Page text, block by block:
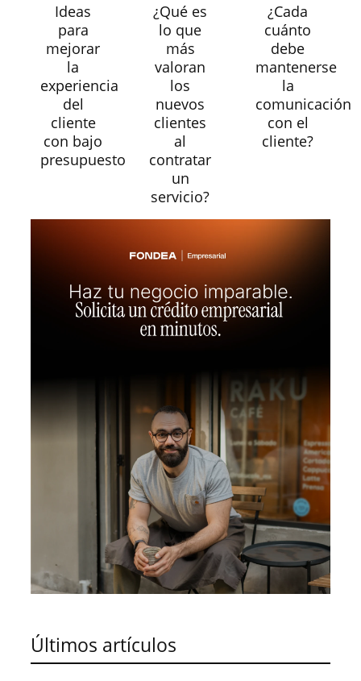
Ideas
para
mejorar
la
experiencia
del
cliente
con bajo
presupuesto
¿Qué es
lo que
más
valoran
los
nuevos
clientes
al
contratar
un
servicio?
¿Cada
cuánto
debe
mantenerse
la
comunicación
con el
cliente?
Últimos artículos